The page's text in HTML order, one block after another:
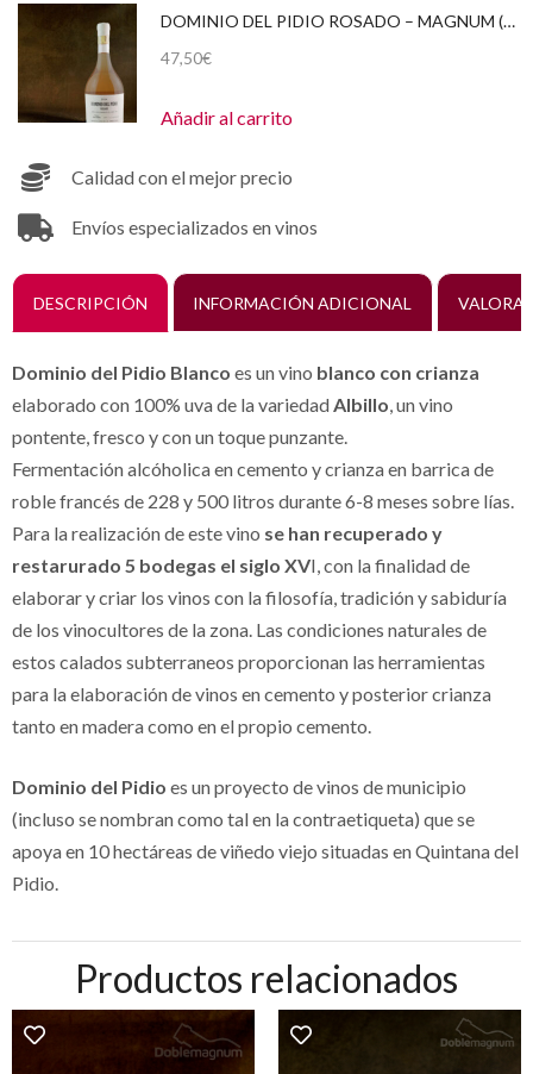
DOMINIO DEL PIDIO ROSADO – MAGNUM (1,5 LITROS) 2018 ESTUCHE DE CARTÓN
47,50€
Añadir al carrito
Calidad con el mejor precio
Envíos especializados en vinos
DESCRIPCIÓN INFORMACIÓN ADICIONAL
Dominio del Pidio Blanco es un vino blanco con crianza
elaborado con 100% uva de la variedadAlbillo, un vino
pontente, fresco y con un toque punzante.
Fermentación alcóholica en cemento y crianza en barrica de
roble francés de 228 y 500 litros durante 6-8 meses sobre lías.
Para la realización de este vino se han recuperado y
restarurado 5 bodegas el siglo XVI, con la finalidad de
elaborar y criar los vinos con la filosofía, tradición y sabiduría
de los vinocultores de la zona. Las condiciones naturales de
estos calados subterraneos proporcionan las herramientas
para la elaboración de vinos en cemento y posterior crianza
tanto en madera como en el propio cemento.
Dominio del Pidio es un proyecto de vinos de municipio
(incluso se nombran como tal en la contraetiqueta) que se
apoya en 10 hectáreas de viñedo viejo situadas en Quintana del
Pidio.
Productos relacionados